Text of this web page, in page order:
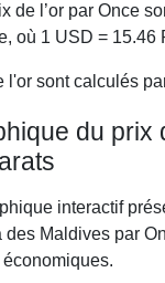
de l’or par Once
où 1 USD = 15.46
l'or sont calculés
du prix
interactif
des Maldives par